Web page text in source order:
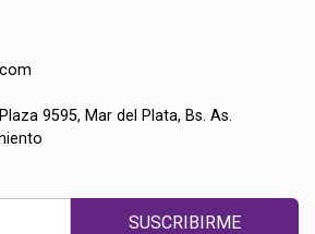
9595, Mar del Plata, Bs. As.
SUSCRIBIRME